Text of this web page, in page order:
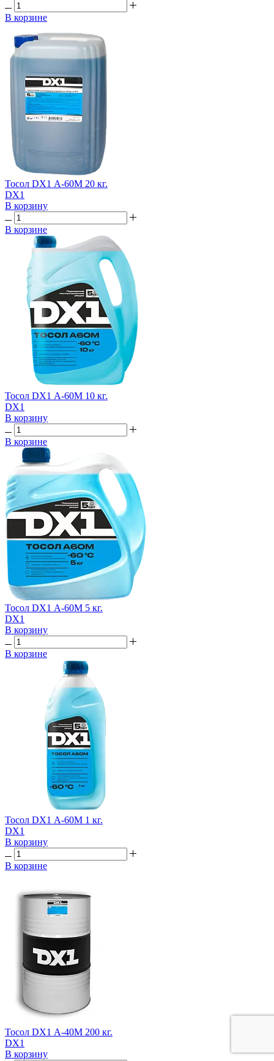
В корзине
Тосол DX1 А-60М 20 кг.
DX1
В корзину
В корзине
Тосол DX1 А-60М 10 кг.
DX1
В корзину
В корзине
Тосол DX1 А-60М 5 кг.
DX1
В корзину
В корзине
Тосол DX1 А-60М 1 кг.
DX1
В корзину
В корзине
Тосол DX1 А-40М 200 кг.
DX1
В корзину